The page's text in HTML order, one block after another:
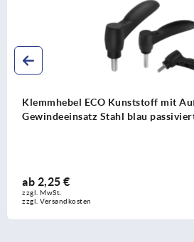
Klemmhebel ECO Kunststoff mit
Gewindeeinsatz Stahl blau
ab 2,25 €
zzgl. MwSt.
zzgl. Versandkosten